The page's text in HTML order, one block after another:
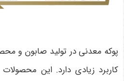
پوکه معدنی در تولید صابون و
کاربرد زیادی دارد. این